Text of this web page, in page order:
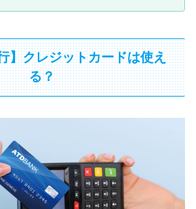
】クレジットカードは使え
る？